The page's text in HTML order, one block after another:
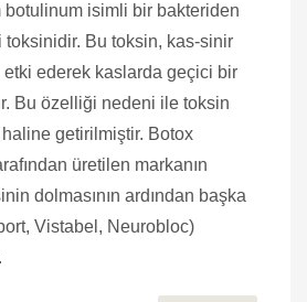
botulinum isimli bir bakteriden
toksinidir. Bu toksin, kas-sinir
ederek kaslarda geçici bir
Bu özelliği nedeni ile toksin
haline getirilmiştir. Botox
üretilen markanın
dolmasının ardından başka
Vistabel, Neurobloc)